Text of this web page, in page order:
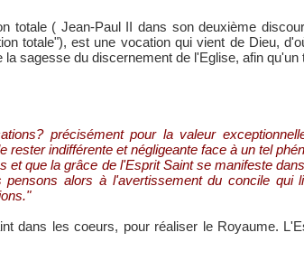
totale ( Jean-Paul II dans son deuxième
totale"), est une vocation qui vient de Dieu,
sagesse du discernement de l'Eglise, afin
précisément pour la valeur
indifférente et négligeante face à un tel
que la grâce de l'Esprit Saint se manifeste
alors à l'avertissement du concile qui
dans les coeurs, pour réaliser le Royaume.